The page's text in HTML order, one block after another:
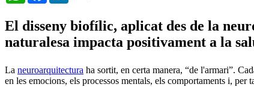
El disseny biofílic, aplicat des de la
naturalesa impacta positivament a la
La neuroarquitectura ha sortit, en certa manera, “de l'armari”.
en les emocions, els processos mentals, els comportaments i, per